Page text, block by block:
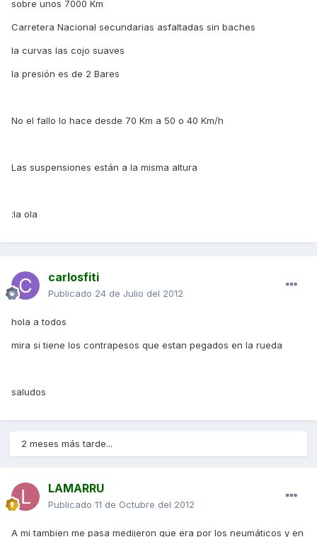
sobre unos 7000 Km
Carretera Nacional secundarias asfaltadas sin baches
la curvas las cojo suaves
la presión es de 2 Bares
No el fallo lo hace desde 70 Km a 50 o 40 Km/h
Las suspensiones están a la misma altura
:la ola
carlosfiti
Publicado 24 de Julio del 2012
hola a todos
mira si tiene los contrapesos que estan pegados en la rueda
saludos
2 meses más tarde...
LAMARRU
Publicado 11 de Octubre del 2012
A mi tambien me pasa medijeron que era por los neumáticos y en